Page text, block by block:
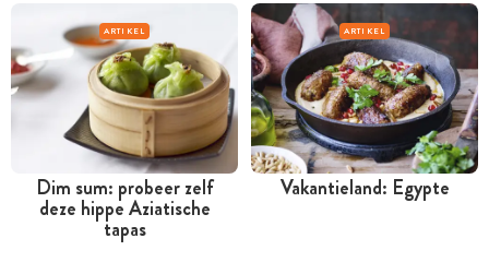
ARTIKEL
Dim sum: probeer zelf
deze hippe Aziatische
tapas
ARTIKEL
Vakantieland: Egypte